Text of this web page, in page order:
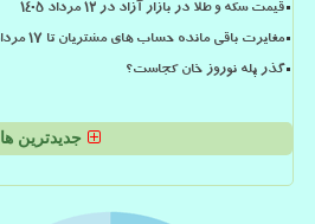
قیمت سکه و طلا در بازار آزاد در ۱۲ مرداد ۱۴۰۵
مغایرت باقی مانده حساب های مشتریان تا 17 مرداد رفع می شود
گذر پله نوروز خان کجاست؟
جدیدترین ها